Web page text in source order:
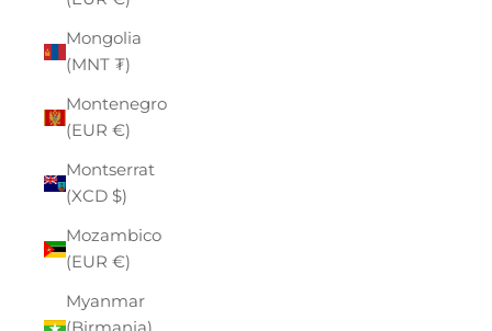
Mongolia
(MNT ₮)
Montenegro
(EUR €)
Montserrat
(XCD $)
Mozambico
(EUR €)
Myanmar